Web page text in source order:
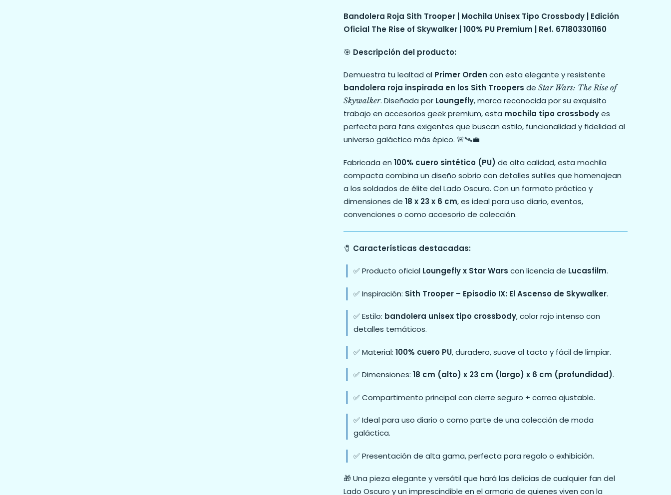
Bandolera Roja Sith Trooper | Mochila Unisex Tipo Crossbody | Edición
Oficial The Rise of Skywalker | 100% PU Premium | Ref. 671803301160
🎯 Descripción del producto:
Demuestra tu lealtad al Primer Orden con esta elegante y resistente
bandolera roja inspirada en los Sith Troopers de Star Wars: The Rise of
Skywalker. Diseñada por Loungefly, marca reconocida por su exquisito
trabajo en accesorios geek premium, esta mochila tipo crossbodyes
perfecta para fans exigentes que buscan estilo, funcionalidad y fidelidad al
universo galáctico más épico. 🚨🛰️💼
Fabricada en 100% cuero sintético (PU) de alta calidad, esta mochila
compacta combina un diseño sobrio con detalles sutiles que homenajean
a los soldados de élite del Lado Oscuro. Con un formato práctico y
dimensiones de 18 x 23 x 6 cm, es ideal para uso diario, eventos,
convenciones o como accesorio de colección.
🧷 Características destacadas:
✅ Producto oficial Loungefly x Star Wars con licencia de Lucasfilm.
✅ Inspiración: Sith Trooper – Episodio IX: El Ascenso de Skywalker.
✅ Estilo: bandolera unisex tipo crossbody, color rojo intenso con
detalles temáticos.
✅ Material: 100% cuero PU, duradero, suave al tacto y fácil de limpiar.
✅ Dimensiones: 18 cm (alto) x 23 cm (largo) x 6 cm (profundidad).
✅ Compartimento principal con cierre seguro + correa ajustable.
✅ Ideal para uso diario o como parte de una colección de moda
galáctica.
✅ Presentación de alta gama, perfecta para regalo o exhibición.
🎁 Una pieza elegante y versátil que hará las delicias de cualquier fan del
Lado Oscuro y un imprescindible en el armario de quienes viven con la